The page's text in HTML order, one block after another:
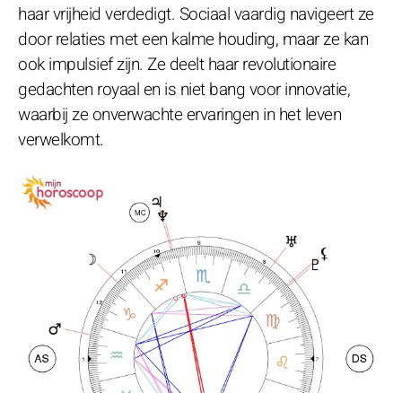
haar vrijheid verdedigt. Sociaal vaardig navigeert ze
door relaties met een kalme houding, maar ze kan
ook impulsief zijn. Ze deelt haar revolutionaire
gedachten royaal en is niet bang voor innovatie,
waarbij ze onverwachte ervaringen in het leven
verwelkomt.